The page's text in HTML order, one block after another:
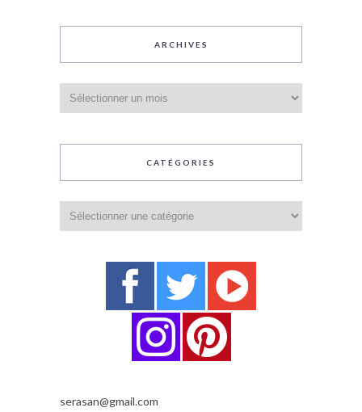
ARCHIVES
CATÉGORIES
serasan@gmail.com